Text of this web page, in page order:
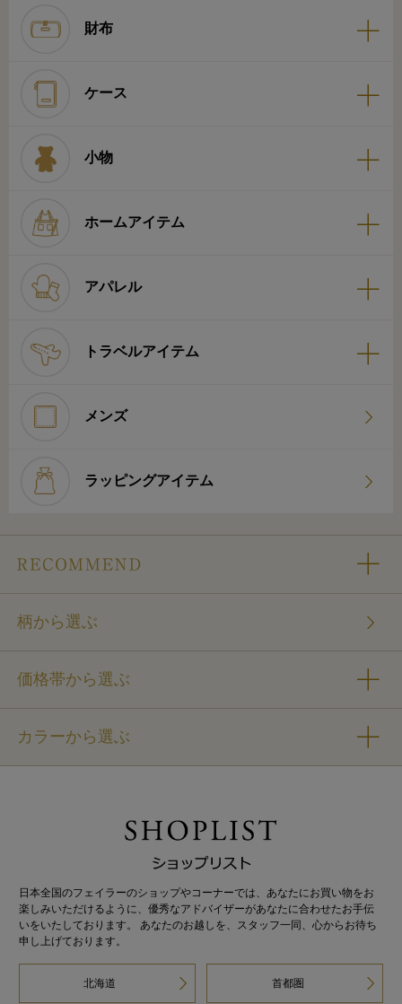
財布
ケース
小物
ホームアイテム
アパレル
トラベルアイテム
メンズ
ラッピングアイテム
柄から選ぶ
価格帯から選ぶ
カラーから選ぶ
日本全国のフェイラーのショップやコーナーでは、あなたにお買い物をお
楽しみいただけるように、優秀なアドバイザーがあなたに合わせたお手伝
いをいたしております。 あなたのお越しを、スタッフ一同、心からお待ち
申し上げております。
北海道 首都圏